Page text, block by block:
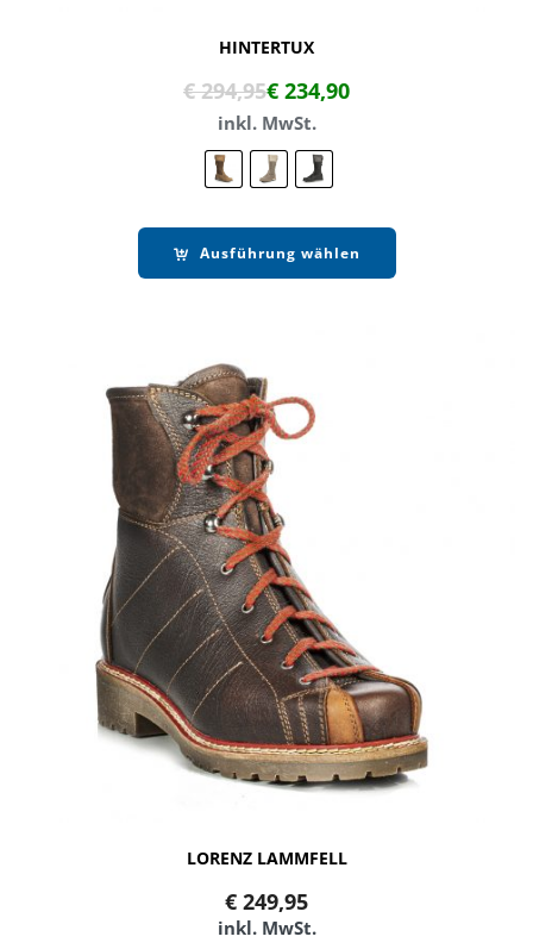
HINTERTUX
€294,95€ 234,90
inkl. MwSt.
Ausführung wählen
LORENZ LAMMFELL
€ 249,95
inkl. MwSt.